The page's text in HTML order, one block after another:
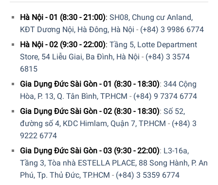
trực quan, dễ thao tác. Nhờ đó, người dùng có thể kiểm
soát tốc độ chính xác, mang lại hiệu quả xay tối ưu.
Các tính năng nổi bật
Hà Nội - 01 (8:30 - 21:00): SH08, Chung cư Anland,
KĐT Dương Nội, Hà Đông, Hà Nội - (+84) 3 9986 6774
Hà Nội - 02 (9:30 - 22:00): Tầng 5, Lotte Department
Store, 54 Liễu Giai, Ba Đình, Hà Nội - (+84) 3 3574
6815
Gia Dụng Đức Sài Gòn - 01 (8:30 - 18:30): 344 Cộng
Hòa, P. 13, Q. Tân Bình, TP.HCM - (+84) 9 7374 6774
Gia Dụng Đức Sài Gòn - 02 (8:30 - 18:30): Số 52,
đường số 4, KDC Himlam, Quận 7, TP.HCM - (+84) 3
9222 6774
Gia Dụng Đức Sài Gòn - 03 (9:30 - 22:00): L3-16a,
Tầng 3, Tòa nhà ESTELLA PLACE, 88 Song Hành, P. An
Phú, Tp. Thủ Đức, TP.HCM - (+84) 3 5359 6774